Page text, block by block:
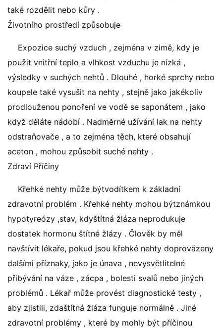
také rozdělit nebo kůry .
Životního prostředí způsobuje
Expozice suchý vzduch , zejména v zimě, kdy je
použit vnitřní teplo a vlhkost vzduchu je nízká ,
výsledky v suchých nehtů . Dlouhé , horké sprchy nebo
koupele také vysušit na nehty , stejně jako jakékoliv
prodlouženou ponoření ve vodě se saponátem , jako
když děláte nádobí . Nadměrné užívání lak na nehty
odstraňovače , a to zejména těch, které obsahují
aceton , mohou způsobit suché nehty .
Zdraví Příčiny
Křehké nehty může býtvodítkem k základní
zdravotní problém . Křehké nehty mohou býtznámkou
hypotyreózy ,stav, kdyštítná žláza neprodukuje
dostatek hormonu štítné žlázy . Člověk by měl
navštívit lékaře, pokud jsou křehké nehty doprovázeny
dalšími příznaky, jako je únava , nevysvětlitelné
přibývání na váze , zácpa , bolesti svalů nebo jiných
problémů . Lékař může provést diagnostické testy ,
aby zjistili, zdaštítná žláza funguje normálně . Jiné
zdravotní problémy , které by mohly být příčinou